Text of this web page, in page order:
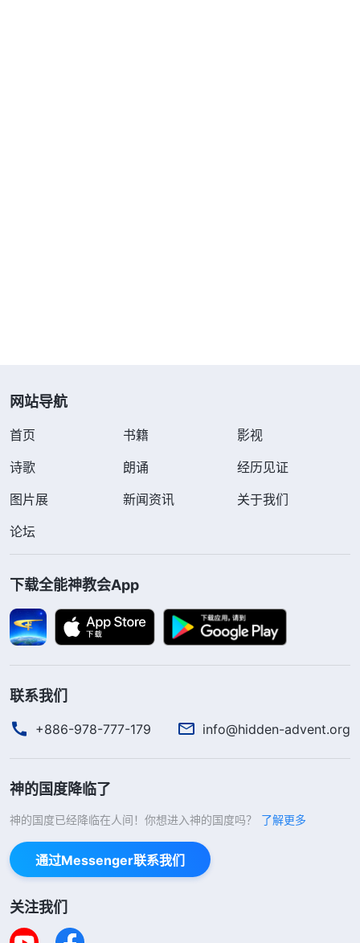
回来了，就是道成肉身的全能神。全能神在主耶稣救
赎工作的基础上，发表真理作了末世审判工作，就是
把人类从撒但权下彻底拯救出来，最终带入神的国
度。等全能神末世所作的审判工作结束了，神拯救人
类的工作才彻底完成了。
他只完成了救赎全人类的工作，只是作了人的赎罪
祭，并未将人的败坏性情都脱去。要将人从撒但的权
势之下完全拯救出来，不仅需要耶稣作赎罪祭来担当
人的罪，而且还得需要神作更大的工作将人被撒但败
坏的性情完全脱去。所以，在人的罪得着了赦免之
后，神又重返肉身带领人进入新的时代，开始了刑罚
福，真正活在了光中，得着了真理、道路、生命。
《话・卷一 神的显现与作工・写在前面的话》
“借着这一步审判刑罚的工作，使人对自己里面
为被洁净的人，这样，人才有资格归到神的宝座前。
网站导航
首页 书籍
影视
诗歌
朗诵
经历见证
图片展
新闻资讯
关于我们
论坛
下载全能神教会App
联系我们
+886-978-777-179 info@hidden-advent.org
神的国度降临了
神的国度已经降临在人间！你想进入神的国度吗？ 了解更多
通过Messenger联系我们
关注我们